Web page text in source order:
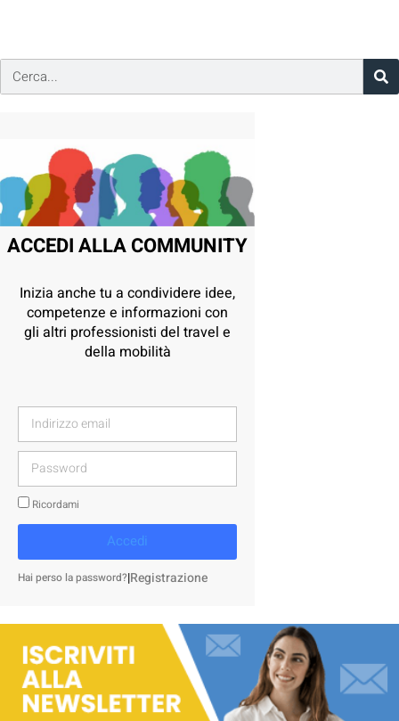
ACCEDI ALLA COMMUNITY
Inizia anche tu a condividere idee,
competenze e informazioni con
gli altri professionisti del travel e
della mobilità
Ricordami
Accedi
Hai perso la password?|Registrazione